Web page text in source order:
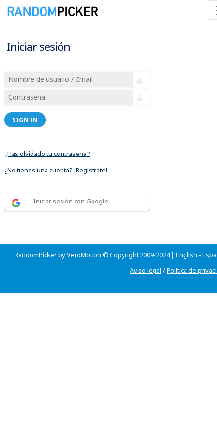
Iniciar sesión
SIGN IN
¿Has olvidado tu contraseña?
¿No tienes una cuenta? ¡Regístrate!
Iniciar sesión con Google
RandomPicker by VeroMotion © Copyright 2009-2024 | English -
Aviso legal /Política de